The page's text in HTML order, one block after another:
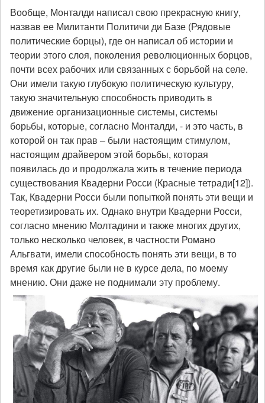
Вообще, Монталди написал свою прекрасную книгу,
назвав ее Милитанти Политичи ди Базе (Рядовые
политические борцы), где он написал об истории и
теории этого слоя, поколения революционных борцов,
почти всех рабочих или связанных с борьбой на селе.
Они имели такую глубокую политическую культуру,
такую значительную способность приводить в
движение организационные системы, системы
борьбы, которые, согласно Монталди, - и это часть, в
которой он так прав – были настоящим стимулом,
настоящим драйвером этой борьбы, которая
появилась до и продолжала жить в течение периода
существования Квадерни Росси (Красные тетради[12]).
Так, Квадерни Росси были попыткой понять эти вещи и
теоретизировать их. Однако внутри Квадерни Росси,
согласно мнению Молтадини и также многих других,
только несколько человек, в частности Романо
Альгвати, имели способность понять эти вещи, в то
время как другие были не в курсе дела, по моему
мнению. Они даже не поднимали эту проблему.